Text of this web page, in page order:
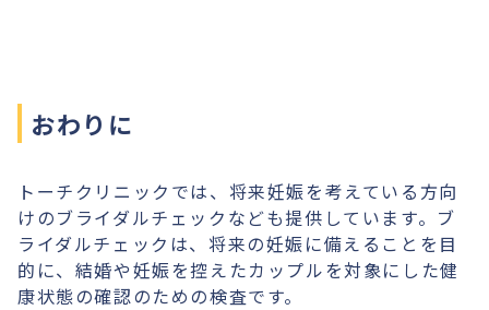
おわりに
トーチクリニックでは、将来妊娠を考えている方向
けのブライダルチェックなども提供しています。ブ
ライダルチェックは、将来の妊娠に備えることを目
的に、結婚や妊娠を控えたカップルを対象にした健
康状態の確認のための検査です。